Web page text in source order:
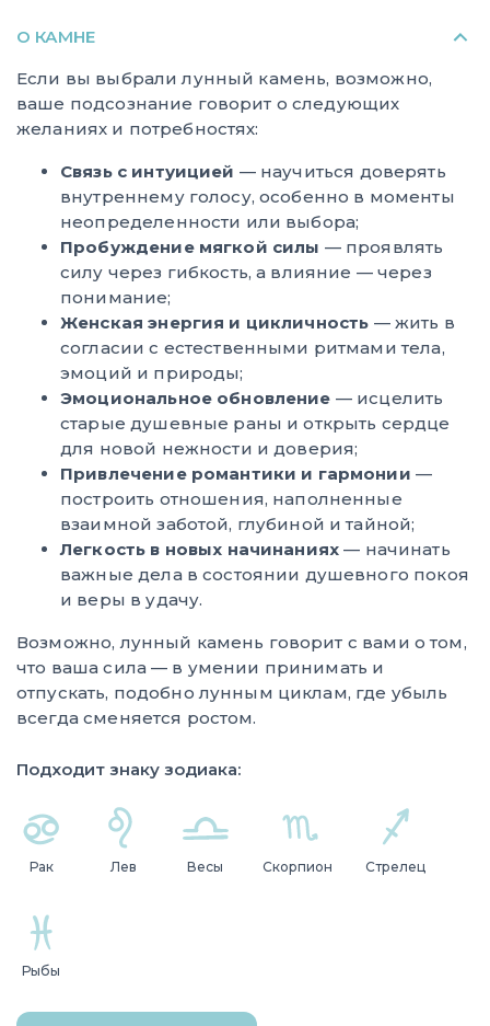
О КАМНЕ
Если вы выбрали лунный камень, возможно,
ваше подсознание говорит о следующих
желаниях и потребностях:
Связь с интуицией — научиться доверять
внутреннему голосу, особенно в моменты
неопределенности или выбора;
Пробуждение мягкой силы — проявлять
силу через гибкость, а влияние — через
понимание;
Женская энергия и цикличность — жить в
согласии с естественными ритмами тела,
эмоций и природы;
Эмоциональное обновление — исцелить
старые душевные раны и открыть сердце
для новой нежности и доверия;
Привлечение романтики и гармонии —
построить отношения, наполненные
взаимной заботой, глубиной и тайной;
Легкость в новых начинаниях — начинать
важные дела в состоянии душевного покоя
и веры в удачу.
Возможно, лунный камень говорит с вами о том,
что ваша сила — в умении принимать и
отпускать, подобно лунным циклам, где убыль
всегда сменяется ростом.
Подходит знаку зодиака:
Рак Лев Весы Скорпион Стрелец
Рыбы